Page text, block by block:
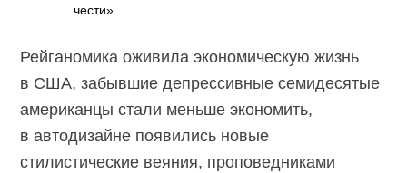
чести»
Рейганомика оживила экономическую жизнь
в США, забывшие депрессивные семидесятые
американцы стали меньше экономить,
в автодизайне появились новые
стилистические веяния, проповедниками